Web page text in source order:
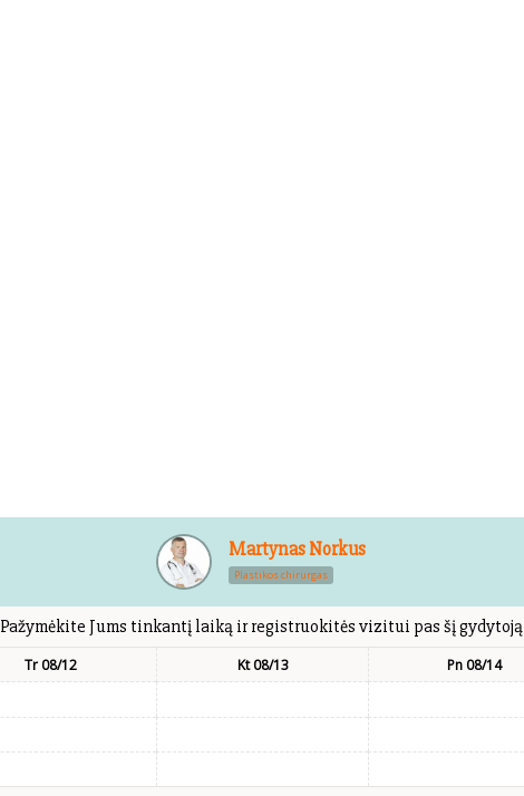
Martynas Norkus
Plastikos chirurgas
Pažymėkite Jums tinkantį laiką ir registruokitės vizitui pas šį gydytoją
Tr 08/12 Kt 08/13 Pn 08/14